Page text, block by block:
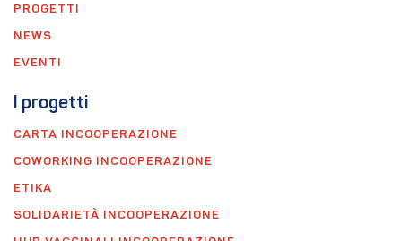
PROGETTI
NEWS
EVENTI
I progetti
CARTA INCOOPERAZIONE
COWORKING INCOOPERAZIONE
ETIKA
SOLIDARIETÀ INCOOPERAZIONE